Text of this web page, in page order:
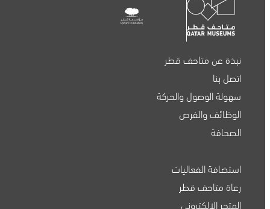
نبذة عن متاحف قطر
اتصل بنا
سهولة الوصول والحركة
الوظائف والفرص
الصحافة
استضافة الفعاليات
رعاة متاحف قطر
المتجر الإلكتروني
متاحف قطر على الخريطة